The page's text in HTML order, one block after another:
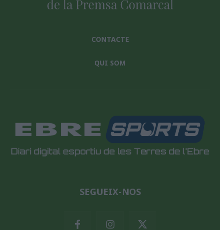
CONTACTE
QUI SOM
SEGUEIX-NOS